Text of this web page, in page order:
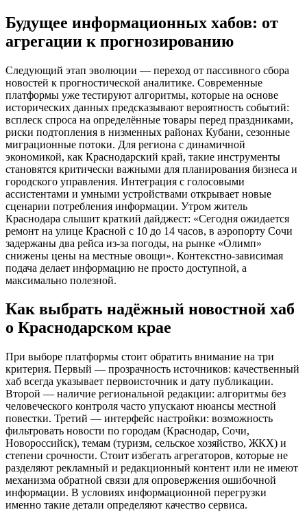
Будущее информационных хабов: от
агрегации к прогнозированию
Следующий этап эволюции — переход от пассивного сбора
новостей к прогностической аналитике. Современные
платформы уже тестируют алгоритмы, которые на основе
исторических данных предсказывают вероятность событий:
всплеск спроса на определённые товары перед праздниками,
риски подтопления в низменных районах Кубани, сезонные
миграционные потоки. Для региона с динамичной
экономикой, как Краснодарский край, такие инструменты
становятся критически важными для планирования бизнеса и
городского управления. Интеграция с голосовыми
ассистентами и умными устройствами открывает новые
сценарии потребления информации. Утром житель
Краснодара слышит краткий дайджест: «Сегодня ожидается
ремонт на улице Красной с 10 до 14 часов, в аэропорту Сочи
задержаны два рейса из-за погоды, на рынке «Олимп»
снижены цены на местные овощи». Контекстно-зависимая
подача делает информацию не просто доступной, а
максимально полезной.
Как выбрать надёжный новостной хаб
о Краснодарском крае
При выборе платформы стоит обратить внимание на три
критерия. Первый — прозрачность источников: качественный
хаб всегда указывает первоисточник и дату публикации.
Второй — наличие региональной редакции: алгоритмы без
человеческого контроля часто упускают нюансы местной
повестки. Третий — интерфейс настройки: возможность
фильтровать новости по городам (Краснодар, Сочи,
Новороссийск), темам (туризм, сельское хозяйство, ЖКХ) и
степени срочности. Стоит избегать агрегаторов, которые не
разделяют рекламный и редакционный контент или не имеют
механизма обратной связи для опровержения ошибочной
информации. В условиях информационной перегрузки
именно такие детали определяют качество сервиса.